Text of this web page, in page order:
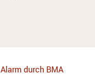
Alarm durch BMA